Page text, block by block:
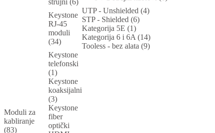
strujni (6)
Moduli za
kabliranje
(83)
Keystone
RJ-45
moduli
(34)
UTP - Unshielded (4)
STP - Shielded (6)
Kategorija 5E (1)
Kategorija 6 i 6A (14)
Tooless - bez alata (9)
Keystone
telefonski
(1)
Keystone
koaksijalni
(3)
Keystone
fiber
optički